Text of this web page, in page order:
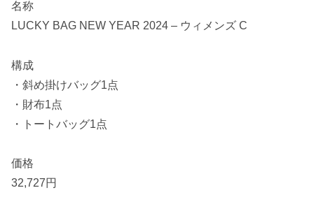
名称
LUCKY BAG NEW YEAR 2024 – ウィメンズ C
構成
・斜め掛けバッグ1点
・財布1点
・トートバッグ1点
価格
32,727円